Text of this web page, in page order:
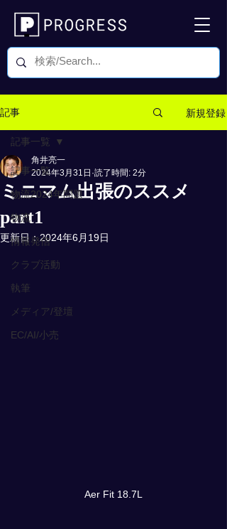
記事 新規登録
記事一覧
物流2024年問題
物流
情報発信
クラブ活動
執筆
メディア/登壇
EC/AI/小売
記事一覧
ミニマム出張のススメ
part1
角井亮一
2024年3月31日 読了時間: 2分
更新日：2024年6月19日
Aer Fit 18.7L